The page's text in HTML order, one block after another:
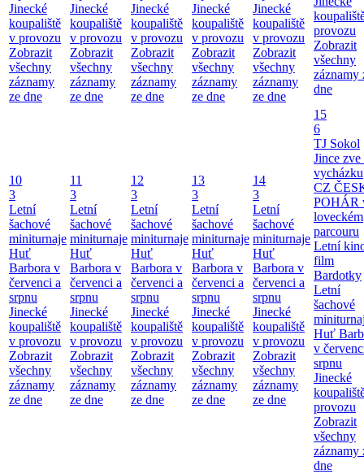
Jinecké
koupaliště
v provozu
Zobrazit
všechny
záznamy
ze dne
Jinecké
koupaliště
v provozu
Zobrazit
všechny
záznamy
ze dne
Jinecké
koupaliště
v provozu
Zobrazit
všechny
záznamy
ze dne
Jinecké
koupaliště
v provozu
Zobrazit
všechny
záznamy
ze dne
Jinecké
koupaliště
v provozu
Zobrazit
všechny
záznamy
ze dne
provozu
Zobrazit
všechny
záznamy
dne
10
3
Letní
šachové
miniturnaje
Huť
Barbora v
červenci a
srpnu
Jinecké
koupaliště
v provozu
Zobrazit
všechny
záznamy
ze dne
11
3
Letní
šachové
miniturnaje
Huť
Barbora v
červenci a
srpnu
Jinecké
koupaliště
v provozu
Zobrazit
všechny
záznamy
ze dne
12
3
Letní
šachové
miniturnaje
Huť
Barbora v
červenci a
srpnu
Jinecké
koupaliště
v provozu
Zobrazit
všechny
záznamy
ze dne
13
3
Letní
šachové
miniturnaje
Huť
Barbora v
červenci a
srpnu
Jinecké
koupaliště
v provozu
Zobrazit
všechny
záznamy
ze dne
14
3
Letní
šachové
miniturnaje
Huť
Barbora v
červenci a
srpnu
Jinecké
koupaliště
v provozu
Zobrazit
všechny
záznamy
ze dne
15
6
TJ Sokol
Jince zve
vycházku
CZ
POHÁR
loveckém
parcouru
Letní
film
Bardotky
Letní
šachové
Huť
v
srpnu
Jinecké
provozu
Zobrazit
všechny
záznamy
dne